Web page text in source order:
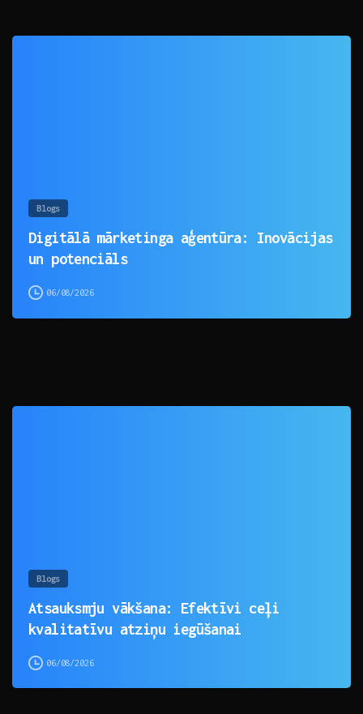
Blogs
Digitālā mārketinga aģentūra: Inovācijas
un potenciāls
06/08/2026
Blogs
Atsauksmju vākšana: Efektīvi ceļi
kvalitatīvu atziņu iegūšanai
06/08/2026